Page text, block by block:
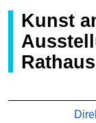
Kunst am Bau –